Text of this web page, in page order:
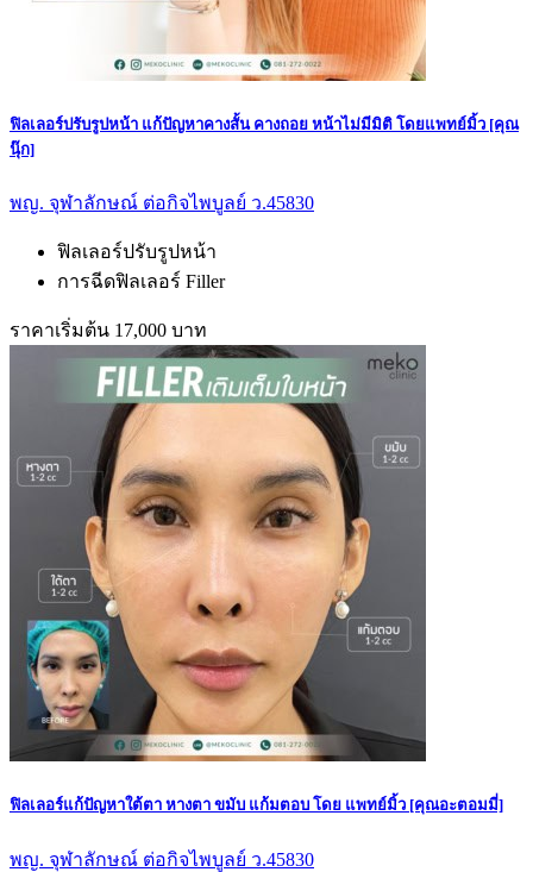
ฟิลเลอร์ปรับรูปหน้า แก้ปัญหาคางสั้น คางถอย หน้าไม่มีมิติ โดยแพทย์มิ้ว [คุณ
นุ๊ก]
พญ. จุฬาลักษณ์ ต่อกิจไพบูลย์ ว.45830
ฟิลเลอร์ปรับรูปหน้า
การฉีดฟิลเลอร์ Filler
ราคาเริ่มต้น 17,000 บาท
ฟิลเลอร์แก้ปัญหาใต้ตา หางตา ขมับ แก้มตอบ โดย แพทย์มิ้ว [คุณอะตอมมี่]
พญ. จุฬาลักษณ์ ต่อกิจไพบูลย์ ว.45830